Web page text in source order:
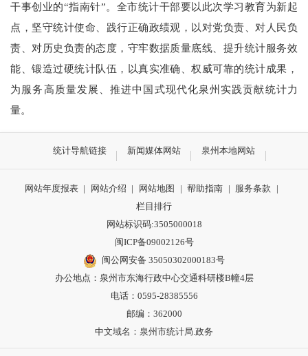
干事创业的“指南针”。全市统计干部要以此次学习教育为新起
点，坚守统计使命、践行正确政绩观，以对党负责、对人民负
责、对历史负责的态度，守牢数据质量底线、提升统计服务效
能、锻造过硬统计队伍，以真实准确、权威可靠的统计成果，
为服务高质量发展、推进中国式现代化泉州实践贡献统计力
量。
统计导航链接 新闻媒体网站 泉州本地网站
网站年度报表 | 网站介绍 | 网站地图 | 帮助指南 | 服务条款
|
栏目排行
网站标识码:3505000018
闽ICP备09002126号
闽公网安备 35050302000183号
办公地点：泉州市东海行政中心交通科研楼B幢4层
电话：0595-28385556
邮编：362000
中文域名：泉州市统计局.政务